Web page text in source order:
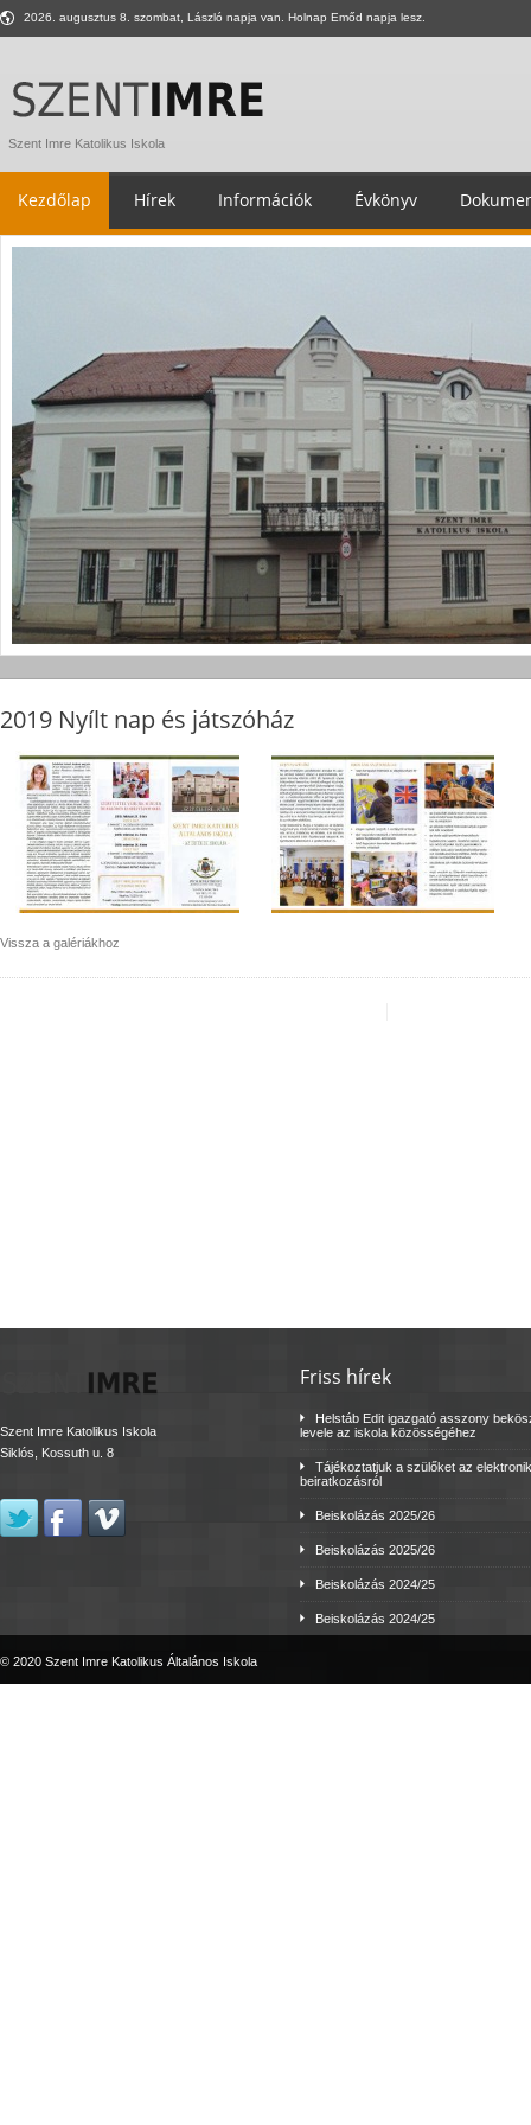
2026. augusztus 8. szombat, László napja van. Holnap Emőd napja lesz.
Szent Imre Katolikus Iskola
Kezdőlap Hírek Információk Évkönyv
2019 Nyílt nap és játszóház
Vissza a galériákhoz
Szent Imre Katolikus Iskola
Siklós, Kossuth u. 8
Friss hírek
Helstáb Edit igazgató asszony
levele az iskola közösségéhez
Tájékoztatjuk a szülőket az
beiratkozásról
Beiskolázás 2025/26
Beiskolázás 2025/26
Beiskolázás 2024/25
Beiskolázás 2024/25
© 2020 Szent Imre Katolikus Általános Iskola